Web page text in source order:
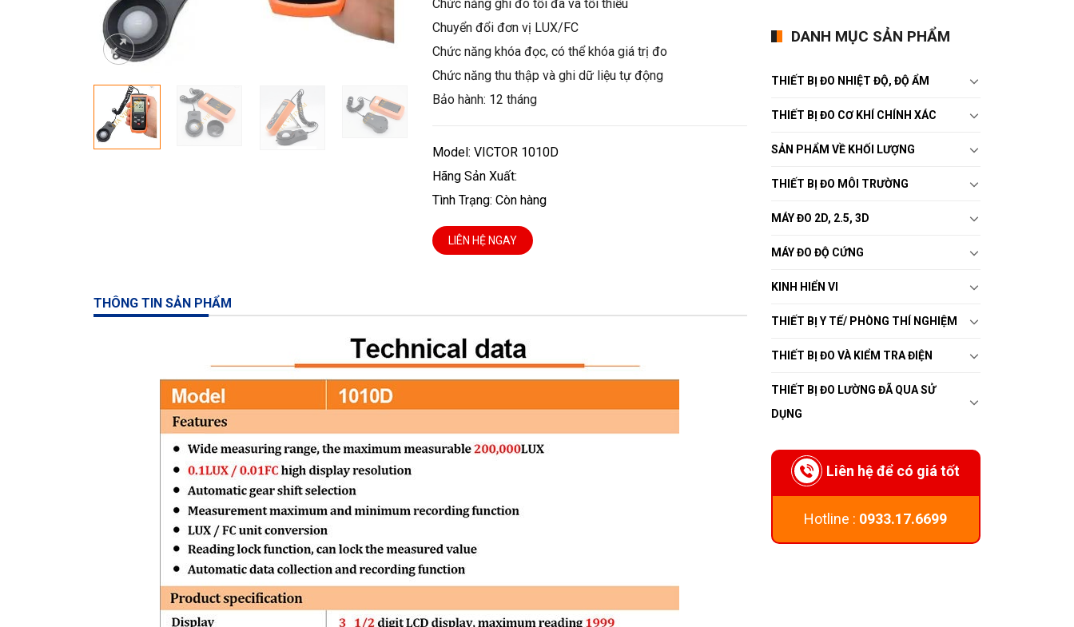
DANH MỤC SẢN PHẨM
THIẾT BỊ ĐO NHIỆT ĐỘ, ĐỘ ẨM
THIẾT BỊ ĐO CƠ KHÍ CHÍNH XÁC
SẢN PHẨM VỀ KHỐI LƯỢNG
THIẾT BỊ ĐO MÔI TRƯỜNG
MÁY ĐO 2D, 2.5, 3D
MÁY ĐO ĐỘ CỨNG
KINH HIỂN VI
THIẾT BỊ Y TẾ/ PHÒNG THÍ NGHIỆM
THIẾT BỊ ĐO VÀ KIỂM TRA ĐIỆN
THIẾT BỊ ĐO LƯỜNG ĐÃ QUA SỬ
DỤNG
Liên hệ để có giá tốt
Hotline : 0933.17.6699
Chức năng ghi đo tối đa và tối thiểu
Chuyển đổi đơn vị LUX/FC
Chức năng khóa đọc, có thể khóa giá trị đo
Chức năng thu thập và ghi dữ liệu tự động
Bảo hành: 12 tháng
Model: VICTOR 1010D
Hãng Sản Xuất:
Tình Trạng: Còn hàng
LIÊN HỆ NGAY
THÔNG TIN SẢN PHẨM